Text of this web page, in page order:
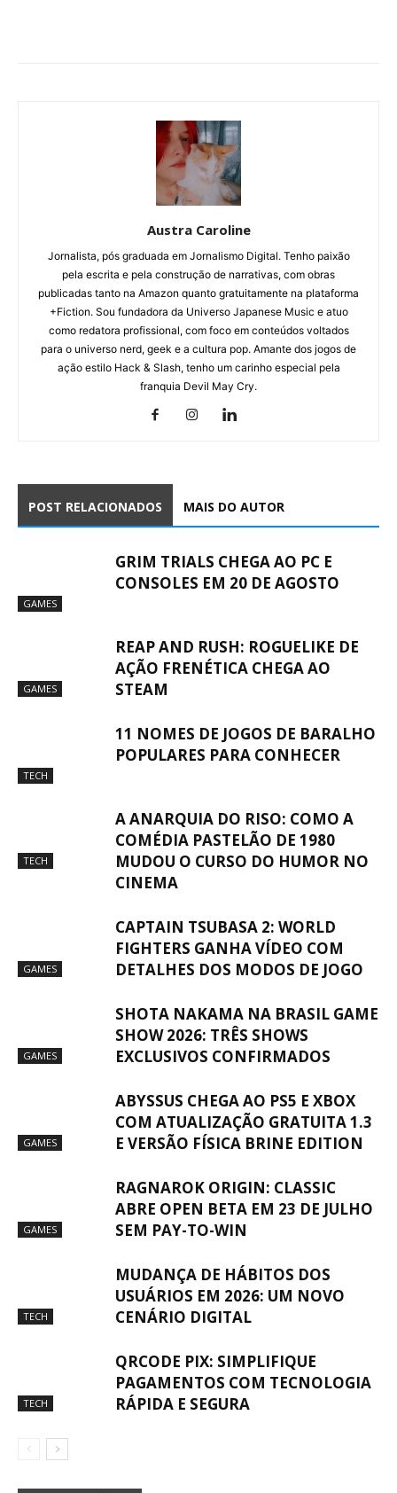
Austra Caroline
Jornalista, pós graduada em Jornalismo Digital. Tenho paixão
pela escrita e pela construção de narrativas, com obras
publicadas tanto na Amazon quanto gratuitamente na plataforma
+Fiction. Sou fundadora da Universo Japanese Music e atuo
como redatora profissional, com foco em conteúdos voltados
para o universo nerd, geek e a cultura pop. Amante dos jogos de
ação estilo Hack & Slash, tenho um carinho especial pela
franquia Devil May Cry.
POST RELACIONADOS MAIS DO AUTOR
GAMES
GRIM TRIALS CHEGA AO PC E
CONSOLES EM 20 DE AGOSTO
GAMES
REAP AND RUSH: ROGUELIKE DE
AÇÃO FRENÉTICA CHEGA AO
STEAM
TECH
11 NOMES DE JOGOS DE BARALHO
POPULARES PARA CONHECER
TECH
A ANARQUIA DO RISO: COMO A
COMÉDIA PASTELÃO DE 1980
MUDOU O CURSO DO HUMOR NO
CINEMA
GAMES
CAPTAIN TSUBASA 2: WORLD
FIGHTERS GANHA VÍDEO COM
DETALHES DOS MODOS DE JOGO
GAMES
SHOTA NAKAMA NA BRASIL GAME
SHOW 2026: TRÊS SHOWS
EXCLUSIVOS CONFIRMADOS
GAMES
ABYSSUS CHEGA AO PS5 E XBOX
COM ATUALIZAÇÃO GRATUITA 1.3
E VERSÃO FÍSICA BRINE EDITION
GAMES
RAGNAROK ORIGIN: CLASSIC
ABRE OPEN BETA EM 23 DE JULHO
SEM PAY-TO-WIN
TECH
MUDANÇA DE HÁBITOS DOS
USUÁRIOS EM 2026: UM NOVO
CENÁRIO DIGITAL
TECH
QRCODE PIX: SIMPLIFIQUE
PAGAMENTOS COM TECNOLOGIA
RÁPIDA E SEGURA